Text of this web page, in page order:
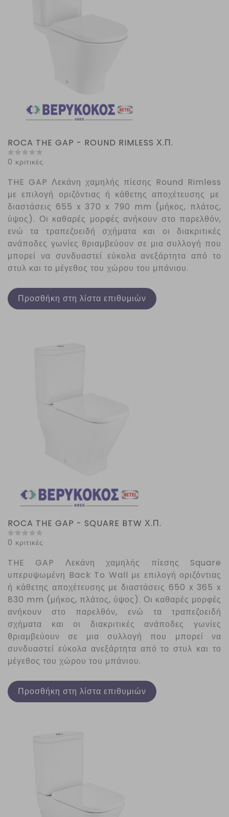
ROCA THE GAP - ROUND RIMLESS Χ.Π.
0 κριτικές
THE GAP Λεκάνη χαμηλής πίεσης Round Rimless
με επιλογή οριζόντιας ή κάθετης αποχέτευσης με
διαστάσεις 655 x 370 x 790 mm (μήκος, πλάτος,
ύψος). Οι καθαρές μορφές ανήκουν στο παρελθόν,
ενώ τα τραπεζοειδή σχήματα και οι διακριτικές
ανάποδες γωνίες θριαμβεύουν σε μια συλλογή που
μπορεί να συνδυαστεί εύκολα ανεξάρτητα από το
στυλ και το μέγεθος του χώρου του μπάνιου.
Προσθήκη στη λίστα επιθυμιών
ROCA THE GAP - SQUARE BTW Χ.Π.
0 κριτικές
THE GAP Λεκάνη χαμηλής πίεσης Square
υπερυψωμένη Back To Wall με επιλογή οριζόντιας
ή κάθετης αποχέτευσης με διαστάσεις 650 x 365 x
830 mm (μήκος, πλάτος, ύψος). Οι καθαρές μορφές
ανήκουν στο παρελθόν, ενώ τα τραπεζοειδή
σχήματα και οι διακριτικές ανάποδες γωνίες
θριαμβεύουν σε μια συλλογή που μπορεί να
συνδυαστεί εύκολα ανεξάρτητα από το στυλ και το
μέγεθος του χώρου του μπάνιου.
Προσθήκη στη λίστα επιθυμιών